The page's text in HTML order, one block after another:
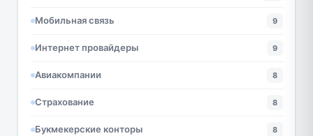
Мобильная связь 9
Интернет провайдеры 9
Авиакомпании 8
Страхование 8
Букмекерские конторы 8